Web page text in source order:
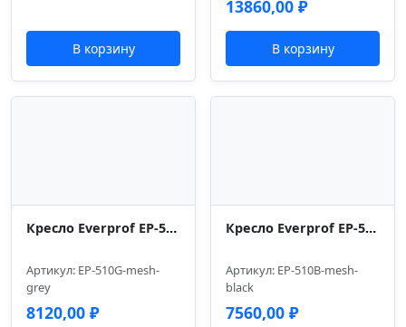
В корзину
13860,00 ₽
В корзину
Кресло Everprof EP-510 Grey (EP-510 Грэй) Сетка Серый
Артикул: EP-510G-mesh-
grey
8120,00 ₽
Кресло Everprof EP-510 Black (EP-510 Блэк) Сетка Черный
Артикул: EP-510B-mesh-
black
7560,00 ₽